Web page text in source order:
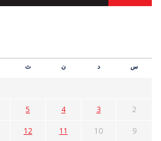
س د ن ث
2
3
4
5
9
10
11
12